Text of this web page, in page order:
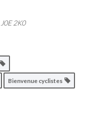
J0E 2K0
Bienvenue cyclistes